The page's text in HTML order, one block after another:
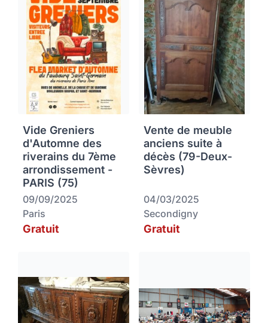
Vide Greniers
d'Automne des
riverains du 7ème
arrondissement -
PARIS (75)
09/09/2025
Paris
Gratuit
Vente de meuble
anciens suite à
décès (79-Deux-
Sèvres)
04/03/2025
Secondigny
Gratuit